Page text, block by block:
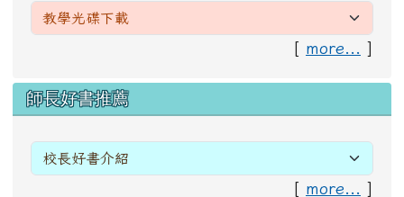
[ more... ]
右邊區域內容
師長好書推薦
[ more... ]